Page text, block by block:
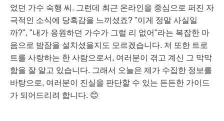
었던 가수 숙행 씨. 그런데 최근 온라인을 중심으로 퍼진 자
극적인 소식에 당혹감을 느끼셨죠? "이게 정말 사실일
까?", "내가 응원하던 가수가 그럴 리 없어"라는 복잡한 마
음으로 밤잠을 설치셨을지도 모르겠습니다. 저 또한 트로
트를 사랑하는 한 사람으로서, 여러분이 겪고 계신 그 막막
함을 잘 알고 있습니다. 그래서 오늘은 제가 수집한 정보를
바탕으로, 여러분이 진실을 판단할 수 있는 든든한 가이드
가 되어드리려 합니다. 😊